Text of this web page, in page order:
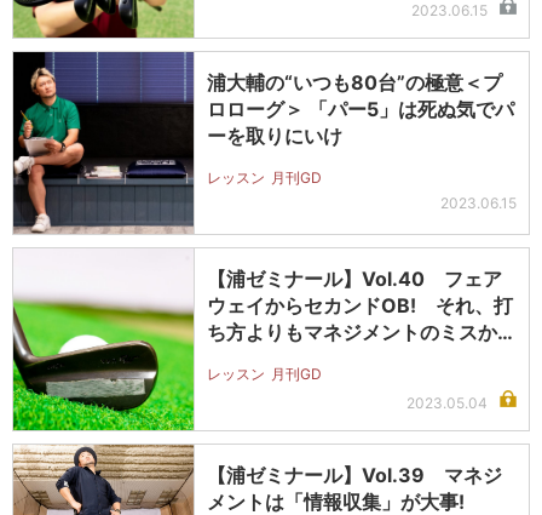
2023.06.15
浦大輔の“いつも80台”の極意＜プ
ロローグ＞ 「パー5」は死ぬ気でパ
ーを取りにいけ
レッスン 月刊GD
2023.06.15
【浦ゼミナール】Vol.40 フェア
ウェイからセカンドOB! それ、打
ち方よりもマネジメントのミスか…
レッスン 月刊GD
2023.05.04
【浦ゼミナール】Vol.39 マネジ
メントは「情報収集」が大事!